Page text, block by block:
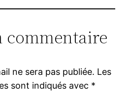
commentaire
ne sera pas publiée. Les
sont indiqués avec *